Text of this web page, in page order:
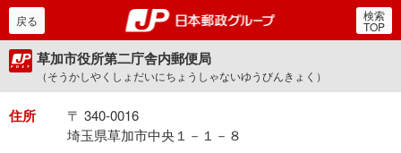
郵便局・日本郵政グルー
戻る 検索
TOP
草加市役所第二庁舎内郵便局
（そうかしやくしょだいにちょうしゃないゆうびんきょく）
住所
〒 340-0016
埼玉県草加市中央１－１－８